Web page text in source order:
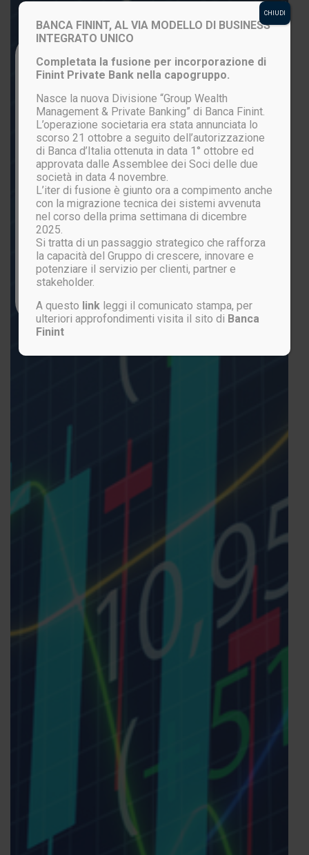
Login to your account
ACCEDI
Password persa?
Non sei ancora registrato?
BANCA FININT, AL VIA MODELLO DI BUSINESS
INTEGRATO UNICO
Completata la fusione per incorporazione di
Finint Private Bank nella capogruppo.
Nasce la nuova Divisione “Group Wealth
Management & Private Banking” di Banca Finint.
L’operazione societaria era stata annunciata lo
scorso 21 ottobre a seguito dell’autorizzazione
di Banca d’Italia ottenuta in data 1° ottobre ed
approvata dalle Assemblee dei Soci delle due
società in data 4 novembre.
L’iter di fusione è giunto ora a compimento anche
con la migrazione tecnica dei sistemi avvenuta
nel corso della prima settimana di dicembre
2025.
Si tratta di un passaggio strategico che rafforza
la capacità del Gruppo di crescere, innovare e
potenziare il servizio per clienti, partner e
stakeholder.
A questo link leggi il comunicato stampa, per
ulteriori approfondimenti visita il sito di Banca
Finint
CHIUDI